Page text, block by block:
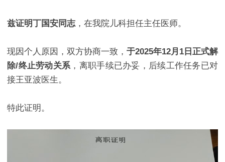
兹证明丁国安同志 ，在我院儿科担任主任医师。
现因个人原因，双方协商一致， 于2025年12月1日 正式解
除/终止劳动关系 ，离职手续已办妥，后续工作任务已对
接王亚波医生。
特此证明。